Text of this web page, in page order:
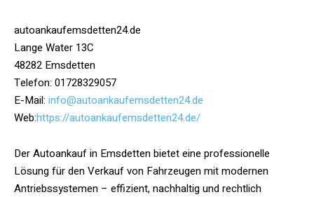
autoankaufemsdetten24.de
Lange Water 13C
48282 Emsdetten
Telefon: 01728329057
E-Mail: info@autoankaufemsdetten24.de
Web:https://autoankaufemsdetten24.de/
Der Autoankauf in Emsdetten bietet eine professionelle
Lösung für den Verkauf von Fahrzeugen mit modernen
Antriebssystemen – effizient, nachhaltig und rechtlich